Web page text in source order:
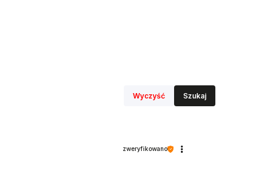
Wyczyść Szukaj
zweryfikowano